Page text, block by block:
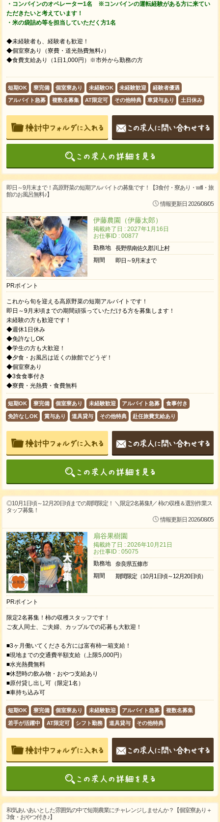
・コンバインのオペレーター1名 ※コンバインの運転経験がある方に来てい
ただきたいと考えています！
・米の袋詰め等を担当していただく方1名
◆未経験者も、経験者も歓迎！
◆個室寮あり（寮費・道光熱費無料♪）
◆食費支給あり（1日1,000円）※市外から勤務の方
短期OK 寮完備 個室寮あり 未経験OK 未経験歓迎 経験者優遇
アルバイト急募 複数名募集 AT限定可 その他特典 車貸与あり 土日休み
即日～9月末まで！高原野菜の短期アルバイトの募集です！【3食付・寮あり・wifi・旅
館のお風呂無料♪】
情報更新日 2026/08/05
伊藤農園（伊藤太郎）
掲載終了日 : 2027年1月16日
お仕事ID : 00877
勤務地
長野県南佐久郡川上村
期間
即日～9月末まで
PRポイント
これから旬を迎える高原野菜の短期アルバイトです！
即日～9月末頃までの期間頑張っていただける方を募集します！
未経験の方も歓迎です！
◆週休1日休み
◆免許なしOK
◆学生の方も大歓迎！
◆夕食・お風呂は近くの旅館でどうぞ！
◆個室寮あり
◆3食食事付き
◆寮費・光熱費・食費無料
短期OK 寮完備 個室寮あり 未経験歓迎 アルバイト急募 食事付き
免許なしOK 賞与あり 道具貸与 その他特典 赴任旅費支給あり
◎10月1日頃～12月20日頃までの期間限定！ ＼限定2名募集!!／ 柿の収穫＆選別作業ス
タッフ募集！
情報更新日 2026/08/05
扇谷果樹園
掲載終了日 : 2026年10月21日
お仕事ID : 05075
勤務地
奈良県五條市
期間
期間限定（10月1日頃～12月20日頃）
PRポイント
限定2名募集！柿の収穫スタッフです！
ご友人同士、ご夫婦、カップルでの応募も大歓迎！
■3ヶ月働いてくださる方には富有柿一箱支給！
■現地までの交通費半額支給（上限5,000円）
■水光熱費無料
■休憩時の飲み物・おやつ支給あり
■原付貸し出し可（限定1名）
■車持ち込み可
短期OK 寮完備 個室寮あり 未経験歓迎 アルバイト急募 複数名募集
若手が活躍中 AT限定可 シフト勤務 道具貸与 その他特典
和気あいあいとした雰囲気の中で短期農業にチャレンジしませんか？【個室寮あり＋
3食・おやつ付き♪】